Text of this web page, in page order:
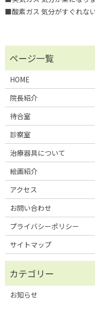
■酸素ガス 気分がすぐれな
HOME
院長紹介
待合室
診察室
治療器具について
絵画紹介
アクセス
お問い合わせ
プライバシーポリシー
サイトマップ
お知らせ